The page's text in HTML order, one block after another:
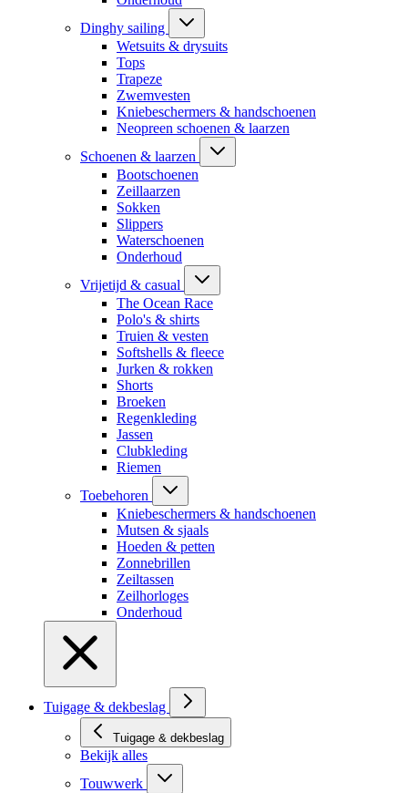
Dinghy sailing
Wetsuits & drysuits
Tops
Trapeze
Zwemvesten
Kniebeschermers & handschoenen
Neopreen schoenen & laarzen
Schoenen & laarzen
Bootschoenen
Zeillaarzen
Sokken
Slippers
Waterschoenen
Onderhoud
Vrijetijd & casual
The Ocean Race
Polo's & shirts
Truien & vesten
Softshells & fleece
Jurken & rokken
Shorts
Broeken
Regenkleding
Jassen
Clubkleding
Riemen
Toebehoren
Kniebeschermers & handschoenen
Mutsen & sjaals
Hoeden & petten
Zonnebrillen
Zeiltassen
Zeilhorloges
Onderhoud
Tuigage & dekbeslag
Tuigage & dekbeslag
Bekijk alles
Touwwerk